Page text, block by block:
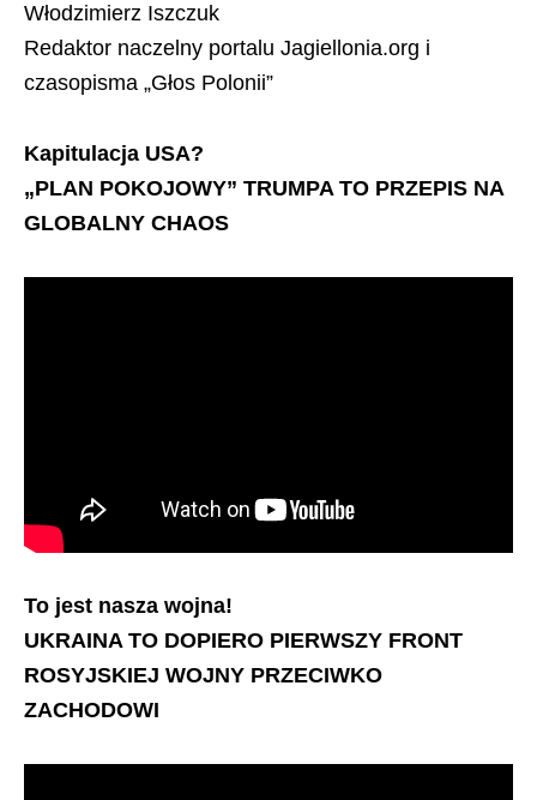
Włodzimierz Iszczuk
Redaktor naczelny portalu Jagiellonia.org i
czasopisma „Głos Polonii”
Kapitulacja USA?
„PLAN POKOJOWY” TRUMPA TO PRZEPIS NA
GLOBALNY CHAOS
To jest nasza wojna!
UKRAINA TO DOPIERO PIERWSZY FRONT
ROSYJSKIEJ WOJNY PRZECIWKO
ZACHODOWI